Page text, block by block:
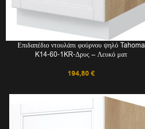
Επιδαπέδιο ντουλάπι φούρνου ψηλό Tahoma
K14-60-1KR-Δρυς – Λευκό ματ
194,80 €